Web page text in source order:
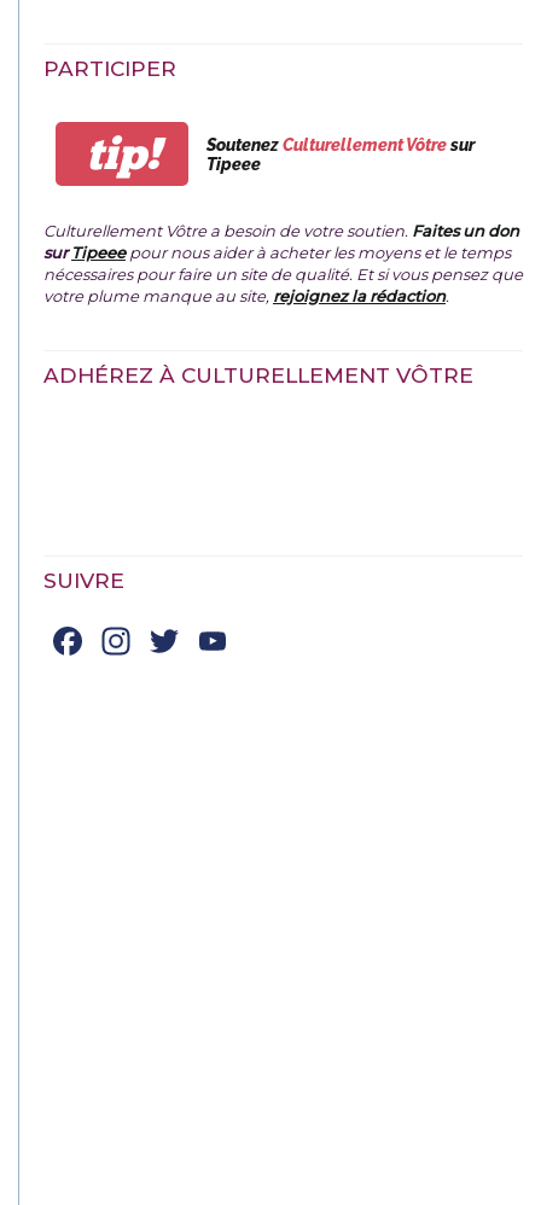
PARTICIPER
tip! SoutenezCulturellement Vôtresur
Tipeee
Culturellement Vôtre a besoin de votre soutien. Faites un don
surTipeeepour nous aider à acheter les moyens et le temps
nécessaires pour faire un site de qualité. Et si vous pensez que
votre plume manque au site, rejoignez la rédaction.
ADHÉREZ À CULTURELLEMENT VÔTRE
SUIVRE
Facebook
Instagram
Twitter